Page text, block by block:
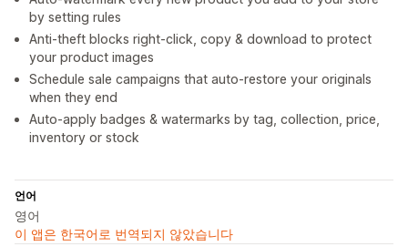
by setting rules
Anti-theft blocks right-click, copy & download to protect
your product images
Schedule sale campaigns that auto-restore your originals
when they end
Auto-apply badges & watermarks by tag, collection, price,
inventory or stock
언어
영어
이 앱은 한국어로 번역되지 않았습니다